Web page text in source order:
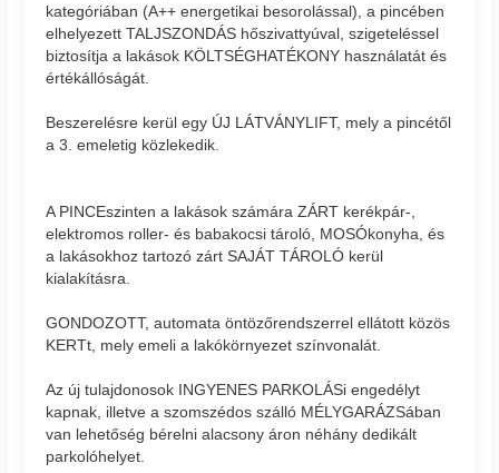
kategóriában (A++ energetikai besorolással), a pincében
elhelyezett TALJSZONDÁS hőszivattyúval, szigeteléssel
biztosítja a lakások KÖLTSÉGHATÉKONY használatát és
értékállóságát.
Beszerelésre kerül egy ÚJ LÁTVÁNYLIFT, mely a pincétől
a 3. emeletig közlekedik.
A PINCEszinten a lakások számára ZÁRT kerékpár-,
elektromos roller- és babakocsi tároló, MOSÓkonyha, és
a lakásokhoz tartozó zárt SAJÁT TÁROLÓ kerül
kialakításra.
GONDOZOTT, automata öntözőrendszerrel ellátott közös
KERTt, mely emeli a lakókörnyezet színvonalát.
Az új tulajdonosok INGYENES PARKOLÁSi engedélyt
kapnak, illetve a szomszédos szálló MÉLYGARÁZSában
van lehetőség bérelni alacsony áron néhány dedikált
parkolóhelyet.